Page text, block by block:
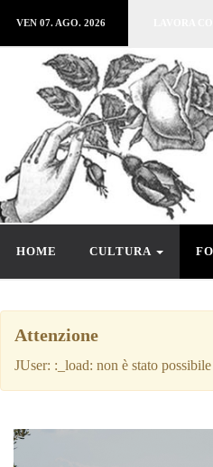
VEN 07. AGO. 2026
HOME CULTURA
Attenzione
JUser: :_load: non è stato